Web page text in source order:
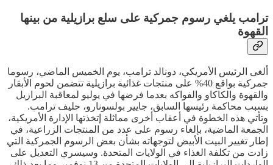
ترامب يلغي رسوم جمركية على سلع برازيلية من بينها
القهوة
ألغى الرئيس الأمريكي، دونالد ترامب، يوم الخميس الماضي، رسوما
جمركية بواقع 40% على منتجات غذائية برازيلية تتضمن لحوم الأبقار
والقهوة والكاكاو والفواكه بعدما فرضها في يوليو لمعاقبة البرازيل
بسبب محاكمة رئيسها السابق، جايير بولسونارو، حليف ترامب.
وتأتي هذه الخطوة في أعقاب أخرى مماثلة إتخذتها الإدارة الأمريكية،
الجمعة الماضية، بإلغاء رسوم على عدد من المنتجات الزراعية، في
إطار تغيير البيت الأبيض لتوجهاته بشأن بعض الرسوم الجمركية التي
زادت من تكلفة الغذاء في الولايات المتحدة. وسيسري التعديل على